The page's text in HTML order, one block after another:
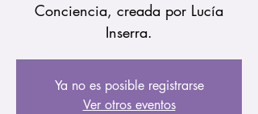
Conciencia, creada por Lucía
Inserra.
Ya no es posible registrarse
Ver otros eventos